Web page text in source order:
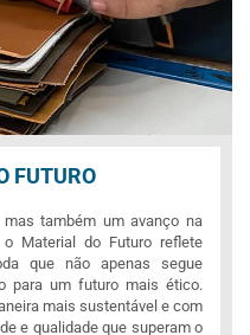
FUTURO
também um avanço na
Material do Futuro reflete
que não apenas segue
para um futuro mais ético.
mais sustentável e com
e qualidade que superam o